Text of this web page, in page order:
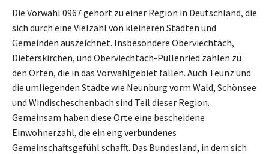
Die Vorwahl 0967 gehört zu einer Region in Deutschland, die
sich durch eine Vielzahl von kleineren Städten und
Gemeinden auszeichnet. Insbesondere Oberviechtach,
Dieterskirchen, und Oberviechtach-Pullenried zählen zu
den Orten, die in das Vorwahlgebiet fallen. Auch Teunz und
die umliegenden Städte wie Neunburg vorm Wald, Schönsee
und Windischeschenbach sind Teil dieser Region.
Gemeinsam haben diese Orte eine bescheidene
Einwohnerzahl, die ein eng verbundenes
Gemeinschaftsgefühl schafft. Das Bundesland, in dem sich